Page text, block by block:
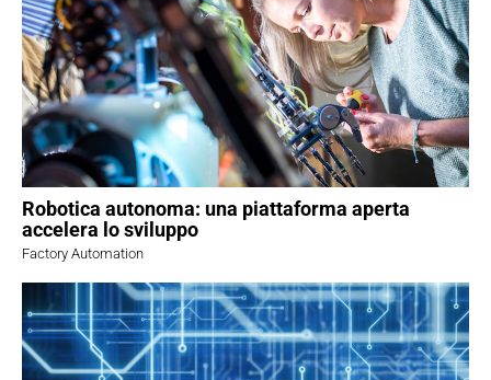
Robotica autonoma: una piattaforma aperta
accelera lo sviluppo
Factory Automation